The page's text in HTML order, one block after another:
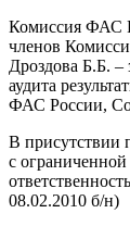
Комиссия ФАС
членов
Дроздова Б.Б. –
аудита
ФАС России,
В присутствии
с
08.02.2010 б/н)